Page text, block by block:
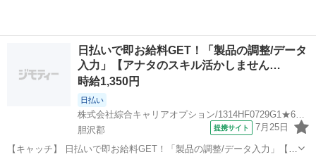
日払いで即お給料GET！「製品の調整/データ
入力」【アナタのスキル活かしません…
時給1,350円
日払い
株式会社綜合キャリアオプション/1314HF0729G1★65-N
胆沢郡
提携サイト 7月25日
【キャッチ】 日払いで即お給料GET！「製品の調整/データ入力」【ア